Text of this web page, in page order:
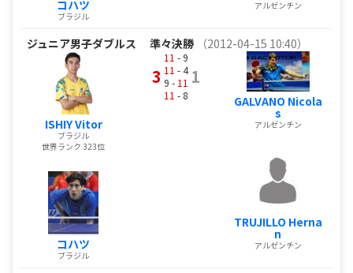
コハツ
ブラジル
アルゼンチン
ジュニア男子ダブルス 準々決勝 （2012-04-15 10:40）
ISHIY Vitor
ブラジル
世界ランク 323位
コハツ
ブラジル
3
11 - 9
11 - 4
9 - 11
11 - 8
1
GALVANO Nicola
s
アルゼンチン
TRUJILLO Herna
n
アルゼンチン